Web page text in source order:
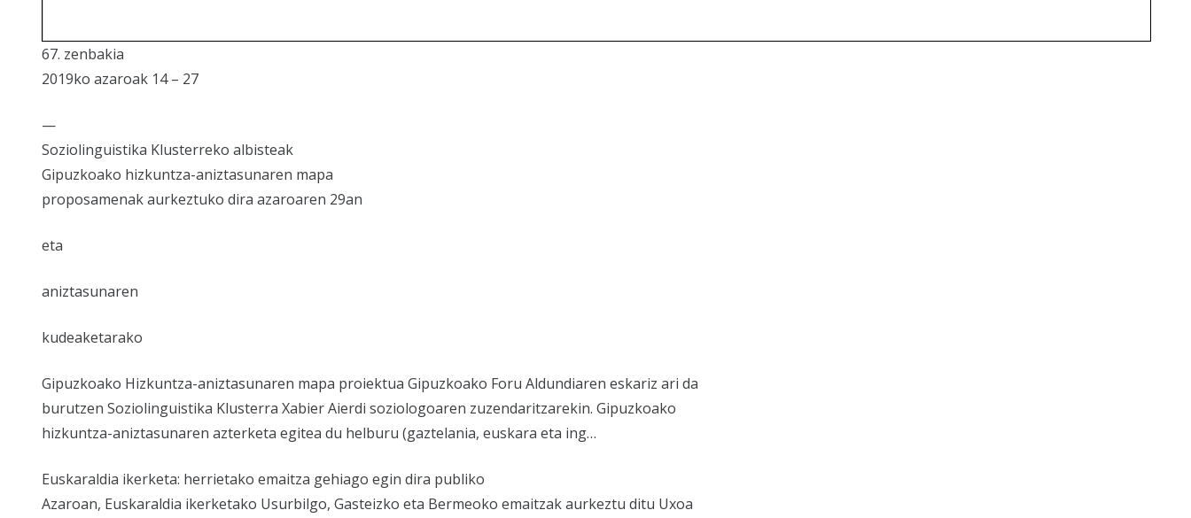
67. zenbakia
2019ko azaroak 14 – 27
—
Soziolinguistika Klusterreko albisteak
Gipuzkoako hizkuntza-aniztasunaren mapa
proposamenak aurkeztuko dira azaroaren 29an
eta
aniztasunaren
kudeaketarako
Gipuzkoako Hizkuntza-aniztasunaren mapa proiektua Gipuzkoako Foru Aldundiaren eskariz ari da
burutzen Soziolinguistika Klusterra Xabier Aierdi soziologoaren zuzendaritzarekin. Gipuzkoako
hizkuntza-aniztasunaren azterketa egitea du helburu (gaztelania, euskara eta ing…
Euskaraldia ikerketa: herrietako emaitza gehiago egin dira publiko
Azaroan, Euskaraldia ikerketako Usurbilgo, Gasteizko eta Bermeoko emaitzak aurkeztu ditu Uxoa